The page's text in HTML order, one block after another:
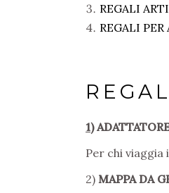
REGALI
REGALI
1)
Per chi
2) MAPPA DA